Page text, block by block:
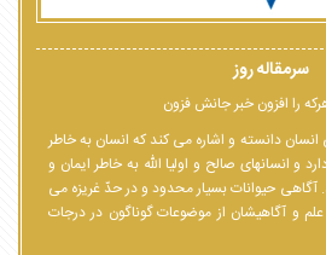
سرمقاله روز
را افزون خبر جانش فزون
انسان دانسته و اشاره می کند که انسان به خاطر
و انسانهای صالح و اولیا الله به خاطر ایمان و
آگاهی حیوانات بسیار محدود و در حدّ غریزه می
و آگاهیشان از موضوعات گوناگون در درجات